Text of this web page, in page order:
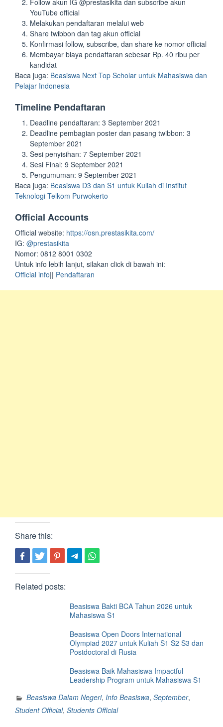
Follow akun IG @prestasikita dan subscribe akun
YouTube official
Melakukan pendaftaran melalui web
Share twibbon dan tag akun official
Konfirmasi follow, subscribe, dan share ke nomor official
Membayar biaya pendaftaran sebesar Rp. 40 ribu per
kandidat
Baca juga: Beasiswa Next Top Scholar untuk Mahasiswa dan
Pelajar Indonesia
Timeline Pendaftaran
Deadline pendaftaran: 3 September 2021
Deadline pembagian poster dan pasang twibbon: 3
September 2021
Sesi penyisihan: 7 September 2021
Sesi Final: 9 September 2021
Pengumuman: 9 September 2021
Baca juga: Beasiswa D3 dan S1 untuk Kuliah di Institut
Teknologi Telkom Purwokerto
Official Accounts
Official website: https://osn.prestasikita.com/
IG: @prestasikita
Nomor: 0812 8001 0302
Untuk info lebih lanjut, silakan click di bawah ini:
Official info|| Pendaftaran
Share this:
Related posts:
Beasiswa Bakti BCA Tahun 2026 untuk
Mahasiswa S1
Beasiswa Open Doors International
Olympiad 2027 untuk Kuliah S1 S2 S3 dan
Postdoctoral di Rusia
Beasiswa Baik Mahasiswa Impactful
Leadership Program untuk Mahasiswa S1
Beasiswa Dalam Negeri, Info Beasiswa, September,
Student Official, Students Official